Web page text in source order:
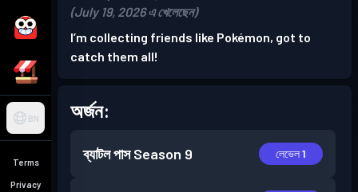
BN
Terms
Privacy
(July 19, 2026 এ খেলেছেন)
I’m collecting friends like Pokémon, got to
catch them all!
অর্জন:
ব্যাটল পাস Season 9 লেভেল 1